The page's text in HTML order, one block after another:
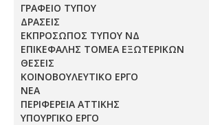
ΓΡΑΦΕΙΟ ΤΥΠΟΥ
ΔΡΑΣΕΙΣ
ΕΚΠΡΟΣΩΠΟΣ ΤΥΠΟΥ ΝΔ
ΕΠΙΚΕΦΑΛΗΣ ΤΟΜΕΑ ΕΞΩΤΕΡΙΚΩΝ
ΘΕΣΕΙΣ
ΚΟΙΝΟΒΟΥΛΕΥΤΙΚΟ ΕΡΓΟ
ΝΕΑ
ΠΕΡΙΦΕΡΕΙΑ ΑΤΤΙΚΗΣ
ΥΠΟΥΡΓΙΚΟ ΕΡΓΟ